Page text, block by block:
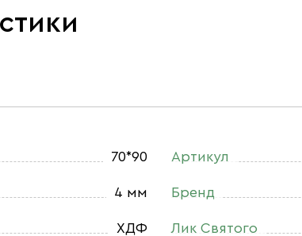
70*90
4 мм
ХДФ
Артикул
Бренд
Лик Святого